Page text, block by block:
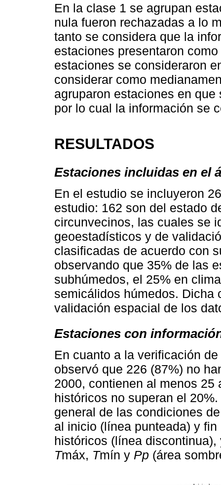
En la clase 1 se agrupan
nula fueron rechazadas a lo
tanto se considera que la
estaciones presentaron
estaciones se consideraron
considerar como
agruparon estaciones en
por lo cual la información se
RESULTADOS
Estaciones incluidas en el
En el estudio se incluyeron
estudio: 162 son del estado
circunvecinos, las cuales se
geoestadísticos y de
clasificadas de acuerdo con
observando que 35% de las
subhúmedos, el 25% en
semicálidos húmedos. Dicha
validación espacial de los
Estaciones con
En cuanto a la verificación
observó que 226 (87%) no
2000, contienen al menos
históricos no superan el
general de las condiciones
al inicio (línea punteada) y
históricos (línea
Tmáx, Tmín y Pp (área